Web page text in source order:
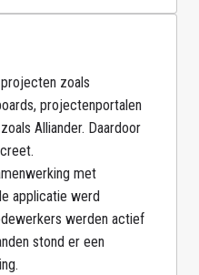
zoals
projectenportalen
Alliander. Daardoor
met
applicatie werd
werden actief
stond er een